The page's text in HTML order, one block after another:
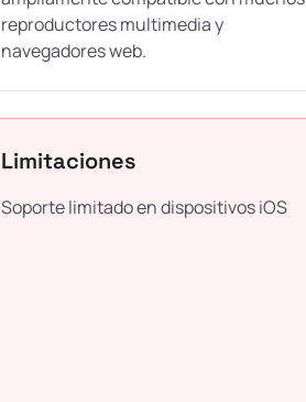
reproductores multimedia y
navegadores web.
Limitaciones
Soporte limitado en dispositivos iOS